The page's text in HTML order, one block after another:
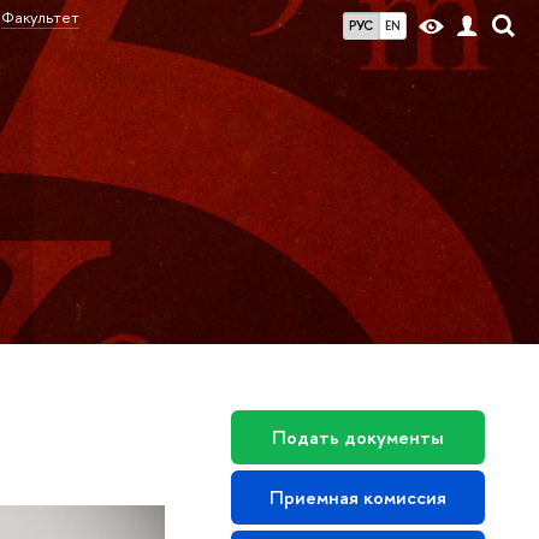
РУС EN
Факультет
Подать документы
Приемная комиссия